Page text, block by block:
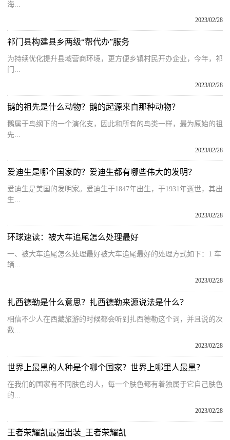
海...
2023/02/28
祁门县构建县乡两级“帮代办”服务
为持续优化提升县域营商环境，更方便乡镇村民开办企业，今年，祁
门...
2023/02/28
鹅的祖先是什么动物？鹅的起源来自那种动物？
鹅属于鸟纲下的一个演化支，因此和所有的鸟类一样，最为原始的祖
先...
2023/02/28
爱迪生是哪个国家的？爱迪生都有哪些伟大的发明？
爱迪生是美国的发明家。爱迪生于1847年出生，于1931年逝世，其出
生...
2023/02/28
环球速读：被大车追尾怎么处理最好
一、被大车追尾怎么处理最好被大车追尾最好的处理方式如下：1 车
辆...
2023/02/28
扎西德勒是什么意思？扎西德勒来源说法是什么？
相信不少人在西藏旅游的时候都会听到扎西德勒这个词，并且说的次
数...
2023/02/28
世界上最黑的人种是个哪个国家？世界上哪里人最黑？
在我们的国家有不同肤色的人，每一个肤色都有着独属于它自己肤色
的...
2023/02/28
王者荣耀凯最强出装_王者荣耀凯